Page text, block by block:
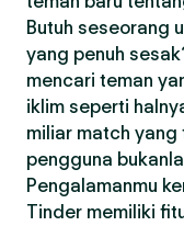
Butuh seseorang
yang penuh
mencari teman
iklim seperti
miliar match
pengguna
Pengalamanmu
Tinder memiliki